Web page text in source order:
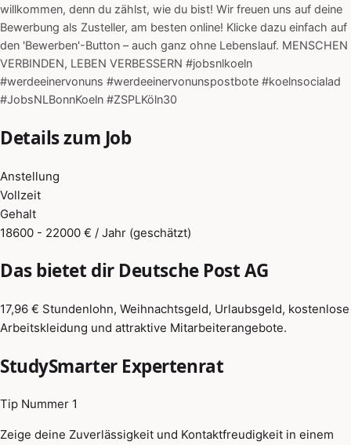
willkommen, denn du zählst, wie du bist! Wir freuen uns auf deine
Bewerbung als Zusteller, am besten online! Klicke dazu einfach auf
den 'Bewerben'-Button – auch ganz ohne Lebenslauf. MENSCHEN
VERBINDEN, LEBEN VERBESSERN #jobsnlkoeln
#werdeeinervonuns #werdeeinervonunspostbote #koelnsocialad
#JobsNLBonnKoeln #ZSPLKöln30
Details zum Job
Anstellung
Vollzeit
Gehalt
18600 - 22000 € / Jahr (geschätzt)
Das bietet dir Deutsche Post AG
17,96 € Stundenlohn, Weihnachtsgeld, Urlaubsgeld, kostenlose
Arbeitskleidung und attraktive Mitarbeiterangebote.
StudySmarter Expertenrat
Tip Nummer 1
Zeige deine Zuverlässigkeit und Kontaktfreudigkeit in einem